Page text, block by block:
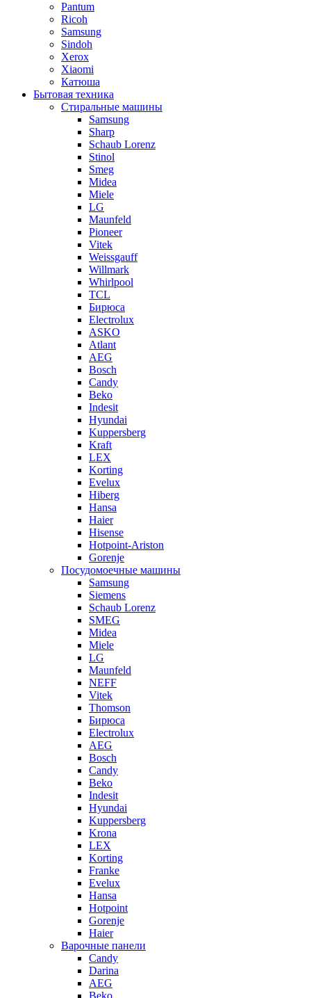
Pantum
Ricoh
Samsung
Sindoh
Xerox
Xiaomi
Катюша
Бытовая техника
Стиральные машины
Samsung
Sharp
Schaub Lorenz
Stinol
Smeg
Midea
Miele
LG
Maunfeld
Pioneer
Vitek
Weissgauff
Willmark
Whirlpool
TCL
Бирюса
Electrolux
ASKO
Atlant
AEG
Bosch
Candy
Beko
Indesit
Hyundai
Kuppersberg
Kraft
LEX
Korting
Evelux
Hiberg
Hansa
Haier
Hisense
Hotpoint-Ariston
Gorenje
Посудомоечные машины
Samsung
Siemens
Schaub Lorenz
SMEG
Midea
Miele
LG
Maunfeld
NEFF
Vitek
Thomson
Бирюса
Electrolux
AEG
Bosch
Candy
Beko
Indesit
Hyundai
Kuppersberg
Krona
LEX
Korting
Franke
Evelux
Hansa
Hotpoint
Gorenje
Haier
Варочные панели
Candy
Darina
AEG